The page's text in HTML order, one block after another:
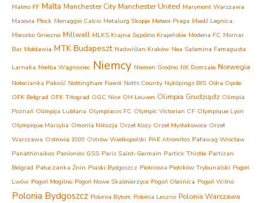
Malmo FF Malta Manchester City Manchester United Marymont Warszawa
Masovia Płock Menaggio Calcio Metalurg Skopje Meteor Praga Miedź Legnica
Mieszko Gniezno Millwall MLKS Krajna Sępólno Krajeńskie Modena FC Mornar
Bar Mołdawia MTK Budapeszt Nadwiślan Kraków Nea Salamina Famagusta
Larnaka Nielba Wągrowiec Niemcy Niemen Grodno NK Domzale Norwegia
Notecianka Pakość Nottingham Forest Notts County Nyköpings BIS Odra Opole
OFK Belgrad OFK Titograd OGC Nice OH Leuven Olimpia Grudziądz Olimpia
Poznań Olimpija Lublana Olympiacos FC Olympic Victorian CF Olympique Lyon
Olympique Marsylia Omonia Nikozja Orzeł Kozy Orzeł Mysłakowice Orzeł
Warszawa Ostrovia 1909 Ostrów Wielkopolski PAE Atromitos Pafawag Wrocław
Panathinaikos Panionios GSS Paris Saint-Germain Partick Thistle Partizan
Belgrad Pałuczanka Żnin Piaski Bydgoszcz Piotrcovia Piotrków Trybunalski Pogoń
Lwów Pogoń Mogilno Pogoń Nowe Skalmierzyce Pogoń Oleśnica Pogoń Wilno
Polonia Bydgoszcz Polonia Bytom Polonia Leszno Polonia Warszawa